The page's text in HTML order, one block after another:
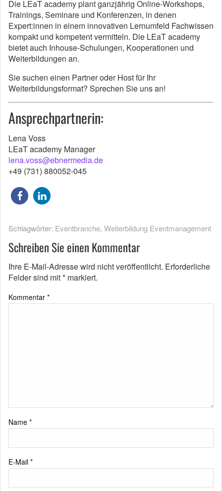
Die LEaT academy plant ganzjährig Online-Workshops,
Trainings, Seminare und Konferenzen, in denen
Expert:innen in einem innovativen Lernumfeld Fachwissen
kompakt und kompetent vermitteln. Die LEaT academy
bietet auch Inhouse-Schulungen, Kooperationen und
Weiterbildungen an.
Sie suchen einen Partner oder Host für Ihr
Weiterbildungsformat? Sprechen Sie uns an!
Ansprechpartnerin:
Lena Voss
LEaT academy Manager
lena.voss@ebnermedia.de
+49 (731) 880052-045
Schlagwörter: Eventbranche, Weiterbildung Eventmanagement
Schreiben Sie einen Kommentar
Ihre E-Mail-Adresse wird nicht veröffentlicht. Erforderliche
Felder sind mit* markiert.
Kommentar *
Name *
E-Mail *